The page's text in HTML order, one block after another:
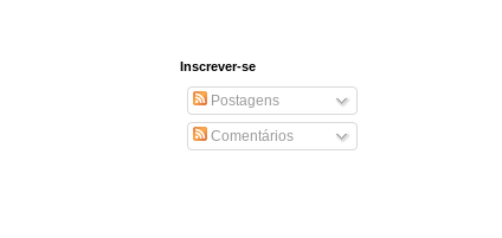
Inscrever-se
Postagens
Comentários